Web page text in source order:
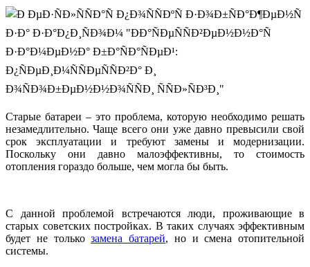
Старые батареи – это проблема, которую необходимо решать
незамедлительно. Чаще всего они уже давно превысили свой
срок эксплуатации и требуют замены и модернизации.
Поскольку они давно малоэффективны, то стоимость
отопления гораздо больше, чем могла бы быть.
С данной проблемой встречаются люди, проживающие в
старых советских постройках. В таких случаях эффективным
будет не толькозамена батарей, но и смена отопительной
системы.